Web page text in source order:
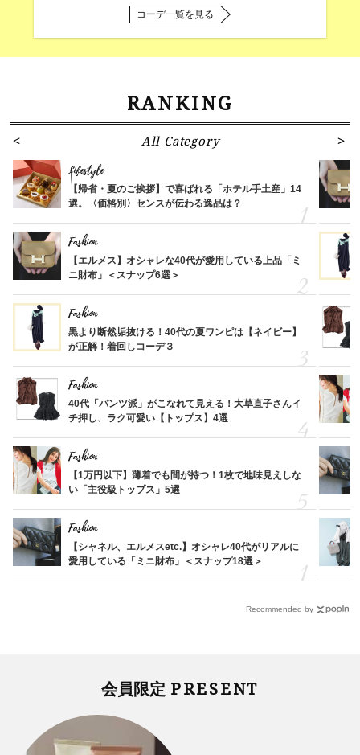
コーデ一覧を見る
RANKING
All Category
Lifestyle
【帰省・夏のご挨拶】で喜ばれる「ホテル手土産」14
選。〈価格別〉センスが伝わる逸品は？
Fashion
【エルメス】オシャレな40代が愛用している上品「ミ
ニ財布」＜スナップ6選＞
Fashion
黒より断然垢抜ける！40代の夏ワンピは【ネイビー】
が正解！着回しコーデ３
Fashion
40代「パンツ派」がこなれて見える！大草直子さんイ
チ押し、ラク可愛い【トップス】4選
Fashion
【1万円以下】薄着でも間が持つ！1枚で地味見えしな
い「主役級トップス」5選
Fashion
【シャネル、エルメスetc.】オシャレ40代がリアルに
愛用している「ミニ財布」＜スナップ18選＞
Recommended by
会員限定 PRESENT